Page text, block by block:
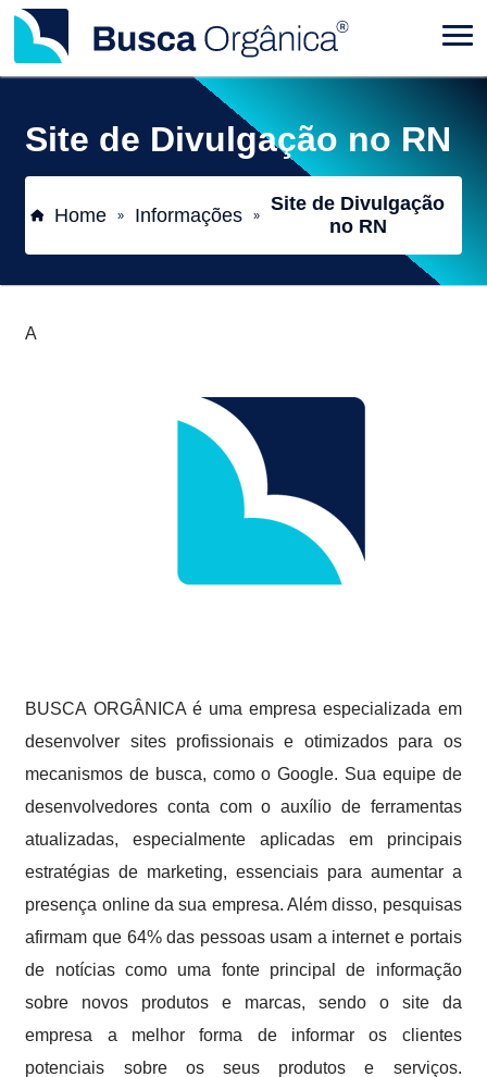
Site de Divulgação no RN
Home » Informações »
Site de Divulgação
no RN
A
BUSCA ORGÂNICA é uma empresa especializada em
desenvolver sites profissionais e otimizados para os
mecanismos de busca, como o Google. Sua equipe de
desenvolvedores conta com o auxílio de ferramentas
atualizadas, especialmente aplicadas em principais
estratégias de marketing, essenciais para aumentar a
presença online da sua empresa. Além disso, pesquisas
afirmam que 64% das pessoas usam a internet e portais
de notícias como uma fonte principal de informação
sobre novos produtos e marcas, sendo o site da
empresa a melhor forma de informar os clientes
potenciais sobre os seus produtos e serviços.